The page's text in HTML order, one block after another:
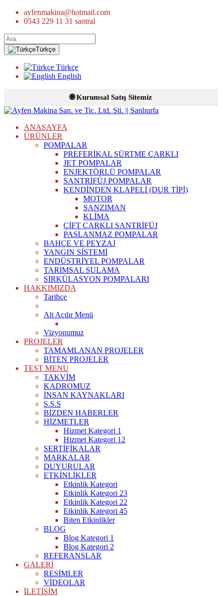
ayfenmakina@hotmail.com
0543 229 11 31 santral
Türkçe
Türkçe
English
🌐 Kurumsal Satış Sitemiz
ANASAYFA
ÜRÜNLER
POMPALAR
PREFERİKAL SÜRTME ÇARKLI
JET POMPALAR
ENJEKTÖRLÜ POMPALAR
SANTRİFÜJ POMPALAR
KENDİNDEN KLAPELİ (DUR TİPİ)
MOTOR
ŞANZIMAN
KLİMA
ÇİFT ÇARKLI SANTRİFÜJ
PASLANMAZ POMPALAR
BAHÇE VE PEYZAJ
YANGIN SİSTEMİ
ENDÜSTRİYEL POMPALAR
TARIMSAL SULAMA
SİRKÜLASYON POMPALARI
HAKKIMIZDA
Tarihçe
Alt Açılır Menü
Vizyonumuz
PROJELER
TAMAMLANAN PROJELER
BİTEN PROJELER
TEST MENU
TAKVİM
KADROMUZ
İNSAN KAYNAKLARI
S.S.S
BİZDEN HABERLER
HİZMETLER
Hizmet Kategori 1
Hizmet Kategori 12
SERTİFİKALAR
MARKALAR
DUYURULAR
ETKİNLİKLER
Etkinlik Kategori
Etkinlik Kategori 23
Etkinlik Kategori 22
Etkinlik Kategori 45
Biten Etkinlikler
BLOG
Blog Kategori 1
Blog Kategori 2
REFERANSLAR
GALERİ
RESİMLER
VİDEOLAR
İLETİŞİM